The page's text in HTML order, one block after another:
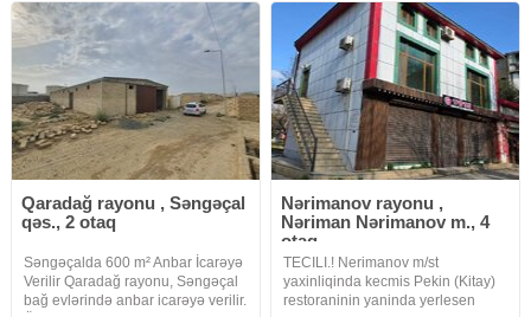
kamunallar movcuddur etraf tam
Qaradağ rayonu , Səngəçal
qəs., 2 otaq
Səngəçalda 600 m² Anbar İcarəyə
Verilir Qaradağ rayonu, Səngəçal
bağ evlərində anbar icarəyə verilir.
Nərimanov rayonu ,
Nəriman Nərimanov m., 4
otaq
TECILI.! Nerimanov m/st
yaxinliqinda kecmis Pekin (Kitay)
restoraninin yaninda yerlesen